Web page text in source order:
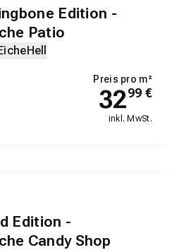
Edition -
Patio
Hell
Preis pro m²
3299 €
inkl. MwSt.
Edition -
Candy Shop